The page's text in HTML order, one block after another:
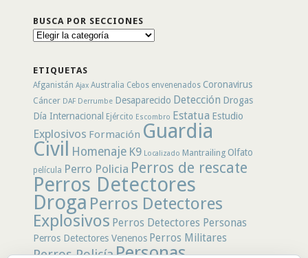
BUSCA POR SECCIONES
Busca
ETIQUETAS
Afganistán Ajax Australia Cebos envenenados Coronavirus
Cáncer DAF Derrumbe Desaparecido Detección Drogas
Día Internacional
Ejército Escombro Estatua Estudio
Explosivos Formación Guardia
Civil Homenaje K9 Localizado Mantrailing Olfato
película Perro Policia Perros de rescate
Perros Detectores
Droga Perros Detectores
Explosivos Perros Detectores Personas
Perros Detectores Venenos Perros Militares
Perros PolicíaPersonas